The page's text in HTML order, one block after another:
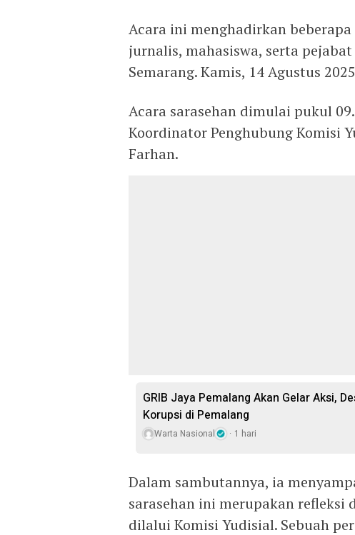
Acara ini menghadirkan
jurnalis, mahasiswa, serta pejabat
Semarang. Kamis, 14 Agustus 2025
Acara sarasehan dimulai pukul
Koordinator Penghubung Komisi
Farhan.
GRIB Jaya Pemalang Akan Gelar Aksi,
Korupsi di Pemalang
Warta Nasional 1 hari
Dalam sambutannya, ia
sarasehan ini merupakan
dilalui Komisi Yudisial. Sebuah